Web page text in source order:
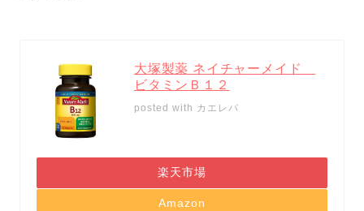
大塚製薬 ネイチャーメイド
ビタミンＢ１２
posted with カエレバ
楽天市場
Amazon